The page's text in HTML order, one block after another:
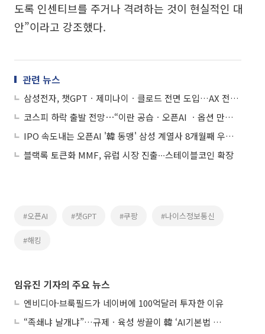
도록 인센티브를 주거나 격려하는 것이 현실적인 대
안”이라고 강조했다.
관련 뉴스
삼성전자, 챗GPTㆍ제미나이ㆍ클로드 전면 도입…AX 전환 본격화
코스피 하락 출발 전망⋯“이란 공습ㆍ오픈AI ㆍ옵션 만기일 불확실성↑”
IPO 속도내는 오픈AI '韓 동맹' 삼성 계열사 8개월째 우상향
블랙록 토큰화 MMF, 유럽 시장 진출∙∙∙스테이블코인 확장
#오픈AI #챗GPT #쿠팡 #나이스정보통신
#해킹
임유진 기자의 주요 뉴스
엔비디아·브룩필드가 네이버에 100억달러 투자한 이유
“족쇄냐 날개냐”…규제ㆍ육성 쌍끌이 韓 ‘AI기본법 개정안’ 오늘 시행